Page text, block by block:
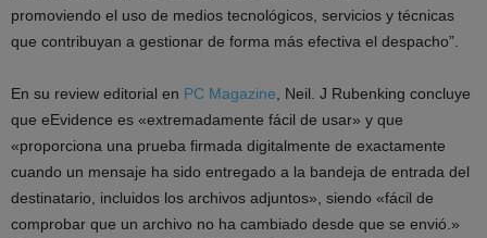
promoviendo el uso de medios tecnológicos, servicios y técnicas
que contribuyan a gestionar de forma más efectiva el despacho”.
En su review editorial en PC Magazine , Neil. J Rubenking concluye
que eEvidence es «extremadamente fácil de usar» y que
«proporciona una prueba firmada digitalmente de exactamente
cuando un mensaje ha sido entregado a la bandeja de entrada del
destinatario, incluidos los archivos adjuntos», siendo «fácil de
comprobar que un archivo no ha cambiado desde que se envió.»